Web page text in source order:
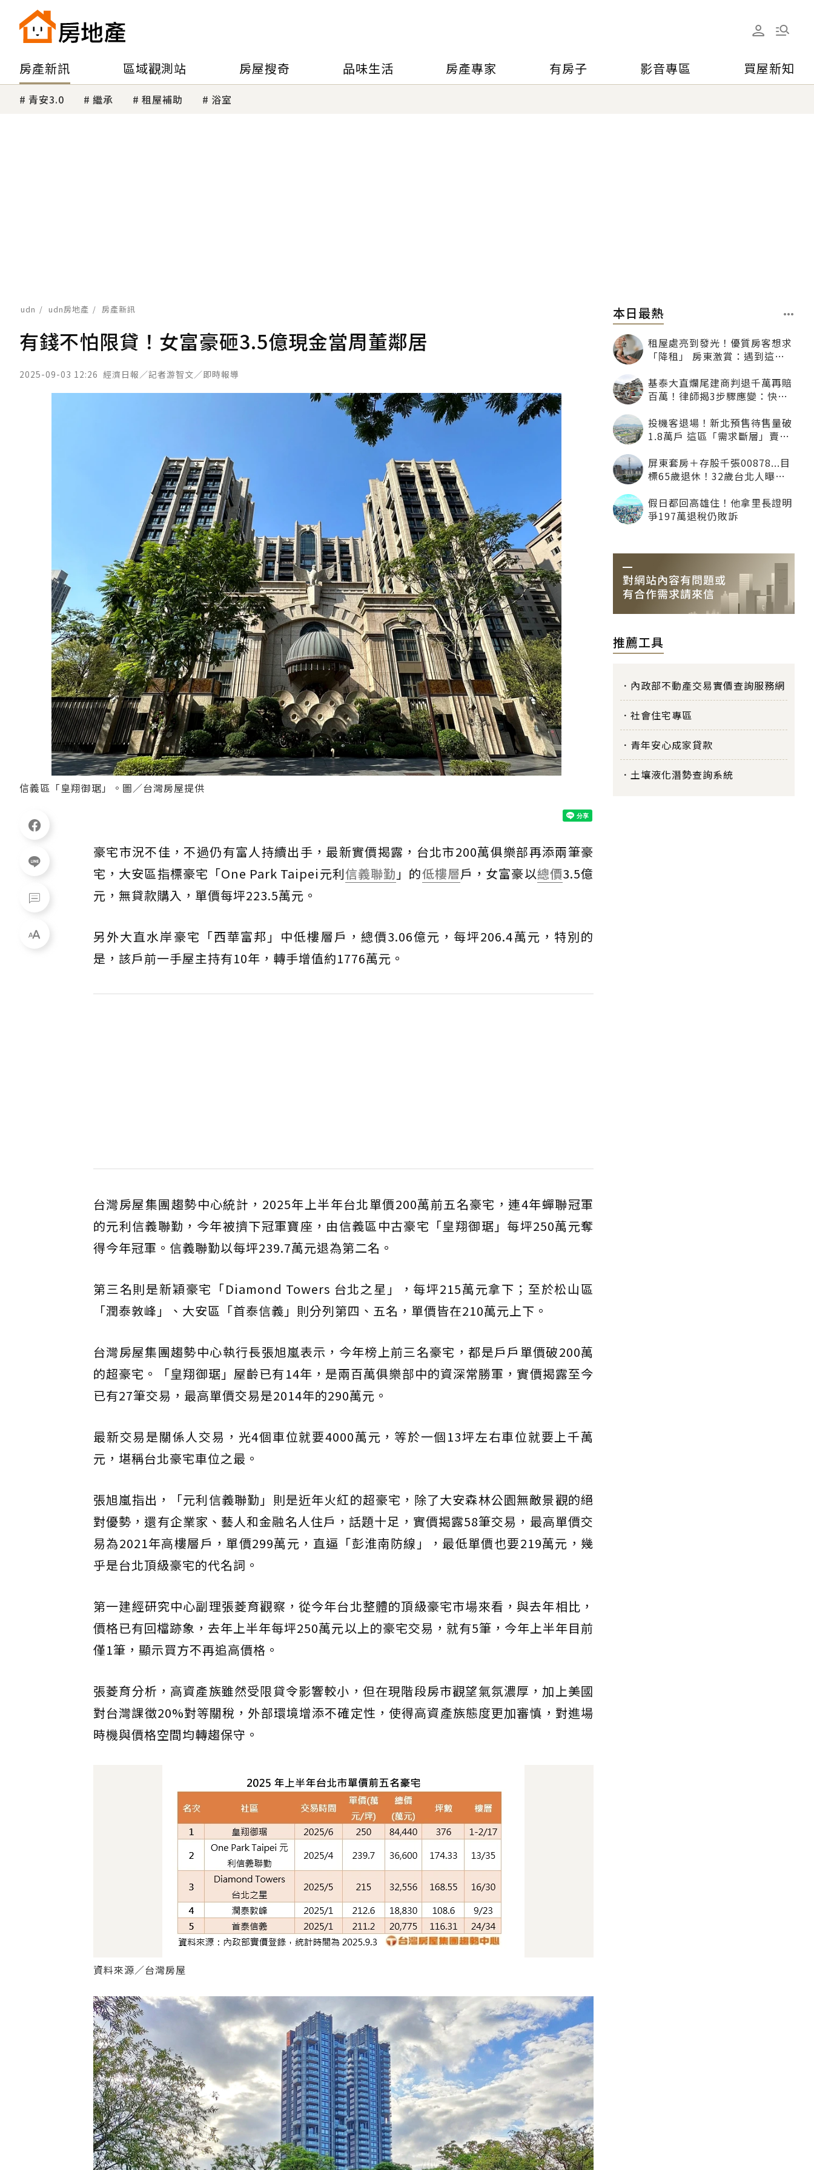
房產新訊 區域觀測站 房屋搜奇 品味生活 房產專家 有房子 影音專區 買屋新知
青安3.0 繼承 租屋補助 浴室
udn udn房地產 房產新訊
有錢不怕限貸！女富豪砸3.5億現金當周董鄰居
2025-09-03 12:26 經濟日報／記者游智文／即時報導
信義區「皇翔御琚」。圖／台灣房屋提供
豪宅市況不佳，不過仍有富人持續出手，最新實價揭露，台北市200萬俱樂部再添兩筆豪
宅，大安區指標豪宅「One Park Taipei元利信義聯勤 」的低樓層戶，女富豪以總價3.5億
元，無貸款購入，單價每坪223.5萬元。
另外大直水岸豪宅「西華富邦」中低樓層戶，總價3.06億元，每坪206.4萬元，特別的
是，該戶前一手屋主持有10年，轉手增值約1776萬元。
台灣房屋集團趨勢中心統計，2025年上半年台北單價200萬前五名豪宅，連4年蟬聯冠軍
的元利信義聯勤，今年被擠下冠軍寶座，由信義區中古豪宅「皇翔御琚」每坪250萬元奪
得今年冠軍。信義聯勤以每坪239.7萬元退為第二名。
第三名則是新穎豪宅「Diamond Towers 台北之星」，每坪215萬元拿下；至於松山區
「潤泰敦峰」、大安區「首泰信義」則分列第四、五名，單價皆在210萬元上下。
台灣房屋集團趨勢中心執行長張旭嵐表示，今年榜上前三名豪宅，都是戶戶單價破200萬
的超豪宅。「皇翔御琚」屋齡已有14年，是兩百萬俱樂部中的資深常勝軍，實價揭露至今
已有27筆交易，最高單價交易是2014年的290萬元。
最新交易是關係人交易，光4個車位就要4000萬元，等於一個13坪左右車位就要上千萬
元，堪稱台北豪宅車位之最。
張旭嵐指出，「元利信義聯勤」則是近年火紅的超豪宅，除了大安森林公園無敵景觀的絕
對優勢，還有企業家、藝人和金融名人住戶，話題十足，實價揭露58筆交易，最高單價交
易為2021年高樓層戶，單價299萬元，直逼「彭淮南防線」，最低單價也要219萬元，幾
乎是台北頂級豪宅的代名詞。
第一建經研究中心副理張菱育觀察，從今年台北整體的頂級豪宅市場來看，與去年相比，
價格已有回檔跡象，去年上半年每坪250萬元以上的豪宅交易，就有5筆，今年上半年目前
僅1筆，顯示買方不再追高價格。
張菱育分析，高資產族雖然受限貸令影響較小，但在現階段房市觀望氣氛濃厚，加上美國
對台灣課徵20%對等關稅，外部環境增添不確定性，使得高資產族態度更加審慎，對進場
時機與價格空間均轉趨保守。
資料來源／台灣房屋
本日最熱
租屋處亮到發光！優質房客想求
「降租」 房東激賞：遇到這種
基泰大直爛尾建商判退千萬再賠
百萬！律師揭3步驟應變：快通
投機客退場！新北預售待售量破
1.8萬戶 這區「需求斷層」賣壓
屏東套房＋存股千張00878...目
標65歲退休！32歲台北人曝：
假日都回高雄住！他拿里長證明
爭197萬退稅仍敗訴
推薦工具
內政部不動產交易實價查詢服務網
社會住宅專區
青年安心成家貸款
土壤液化潛勢查詢系統